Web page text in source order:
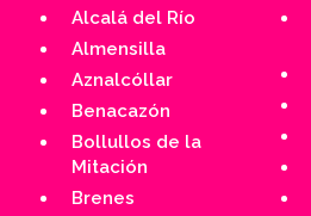
Alcalá del Río
Almensilla
Aznalcóllar
Benacazón
Bollullos de la
Mitación
Brenes